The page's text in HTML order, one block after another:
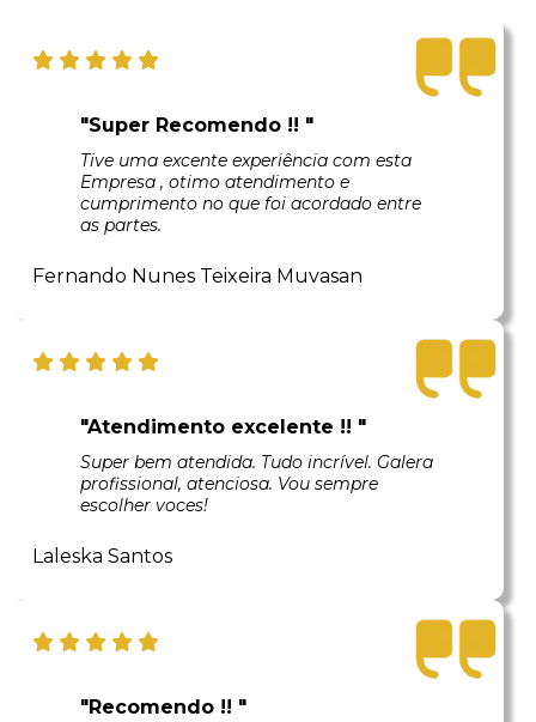
"Super Recomendo !! "
Tive uma excente experiência com esta
Empresa , otimo atendimento e
cumprimento no que foi acordado entre
as partes.
Fernando Nunes Teixeira Muvasan
"Atendimento excelente !! "
Super bem atendida. Tudo incrível. Galera
profissional, atenciosa. Vou sempre
escolher voces!
Laleska Santos
"Recomendo !! "